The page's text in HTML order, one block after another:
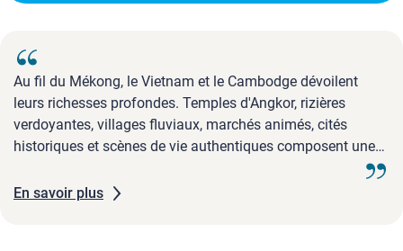
Au fil du Mékong, le Vietnam et le Cambodge dévoilent
leurs richesses profondes. Temples d'Angkor, rizières
verdoyantes, villages fluviaux, marchés animés, cités
historiques et scènes de vie authentiques composent une
En savoir plus